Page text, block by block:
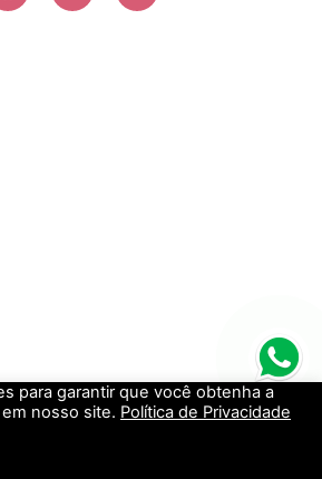
para garantir que você obtenha a
nosso site. Política de Privacidade